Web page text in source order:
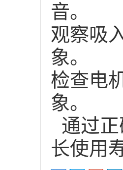
音。
观察吸
象。
检查电
象。
通过
长使用